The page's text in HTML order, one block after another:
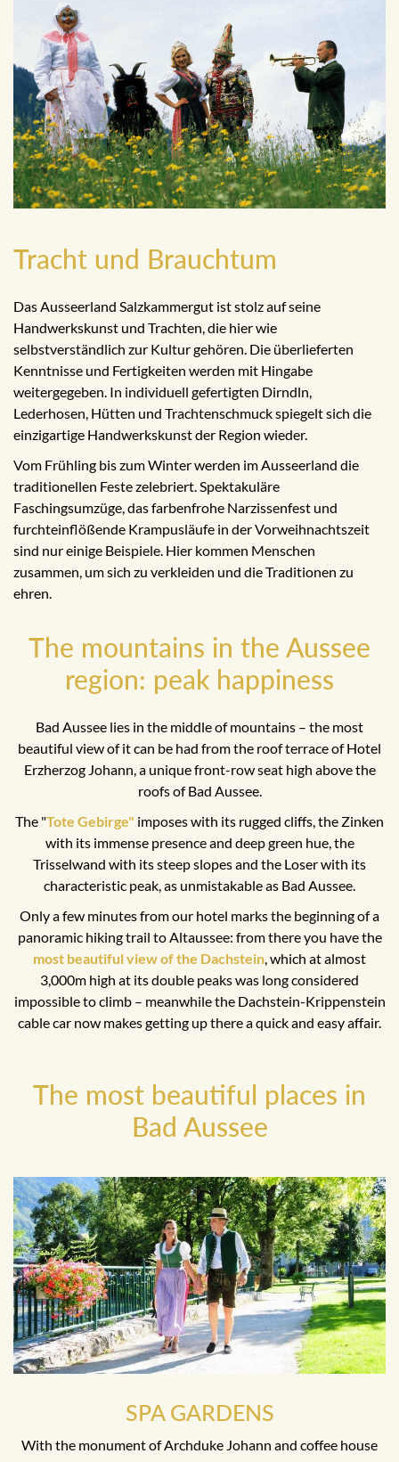
Tracht und Brauchtum
Das Ausseerland Salzkammergut ist stolz auf seine
Handwerkskunst und Trachten, die hier wie
selbstverständlich zur Kultur gehören. Die überlieferten
Kenntnisse und Fertigkeiten werden mit Hingabe
weitergegeben. In individuell gefertigten Dirndln,
Lederhosen, Hütten und Trachtenschmuck spiegelt sich die
einzigartige Handwerkskunst der Region wieder.
Vom Frühling bis zum Winter werden im Ausseerland die
traditionellen Feste zelebriert. Spektakuläre
Faschingsumzüge, das farbenfrohe Narzissenfest und
furchteinflößende Krampusläufe in der Vorweihnachtszeit
sind nur einige Beispiele. Hier kommen Menschen
zusammen, um sich zu verkleiden und die Traditionen zu
ehren.
The mountains in the Aussee
region: peak happiness
Bad Aussee lies in the middle of mountains – the most
beautiful view of it can be had from the roof terrace of Hotel
Erzherzog Johann, a unique front-row seat high above the
roofs of Bad Aussee.
The "Tote Gebirge" imposes with its rugged cliffs, the Zinken
with its immense presence and deep green hue, the
Trisselwand with its steep slopes and the Loser with its
characteristic peak, as unmistakable as Bad Aussee.
Only a few minutes from our hotel marks the beginning of a
panoramic hiking trail to Altaussee: from there you have the
most beautiful view of the Dachstein, which at almost
3,000m high at its double peaks was long considered
impossible to climb – meanwhile the Dachstein-Krippenstein
cable car now makes getting up there a quick and easy affair.
The most beautiful places in
Bad Aussee
SPA GARDENS
With the monument of Archduke Johann and coffee house